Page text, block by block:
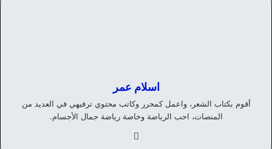
اسلام عمر
أقوم بكتاب الشعر، واعمل كمحرر وكاتب محتوي ترفيهي في العديد من
المنصات، احب الرياضة وخاصة رياضة جمال الأجسام.